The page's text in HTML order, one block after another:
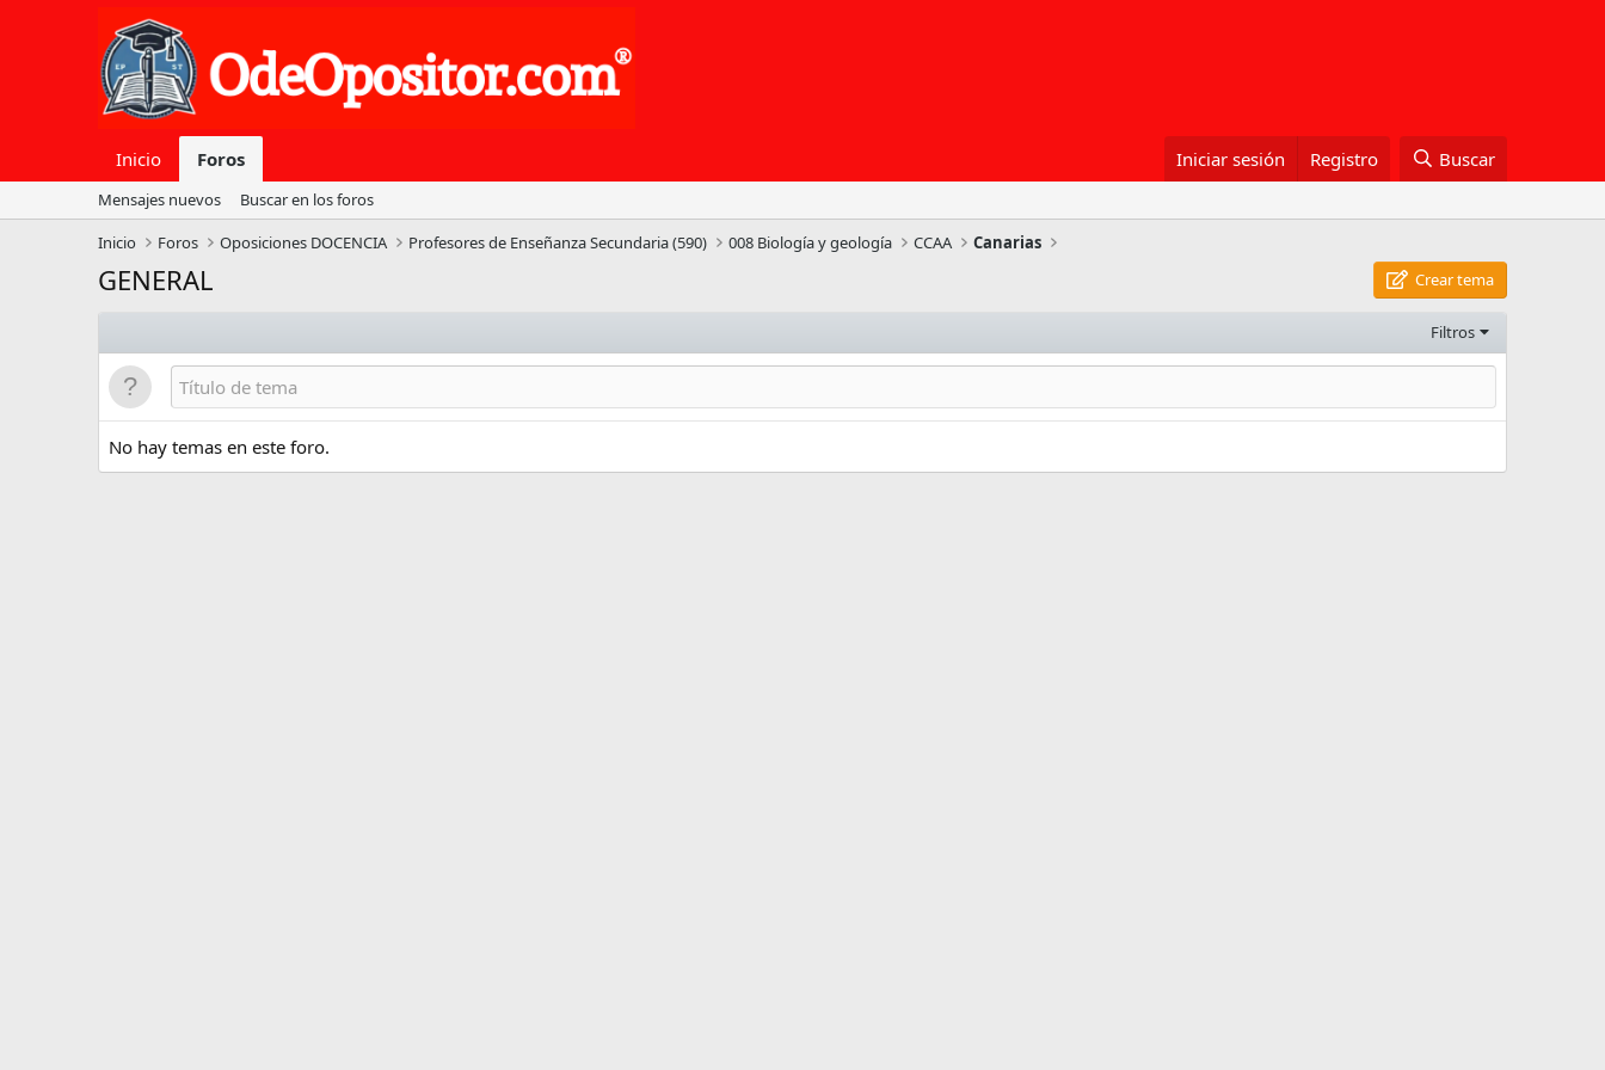
Inicio Foros Iniciar sesión Registro Buscar
Mensajes nuevos
Buscar en los foros
Inicio
Foros Oposiciones DOCENCIA Profesores de Enseñanza Secundaria (590) 008 Biología y geología CCAA Canarias
GENERAL Crear tema
Filtros
No hay temas en este foro.